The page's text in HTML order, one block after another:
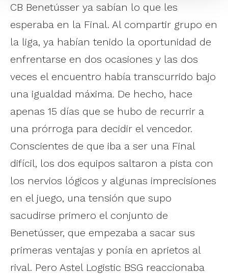
CB Benetússer ya sabían lo que les
esperaba en la Final. Al compartir grupo en
la liga, ya habían tenido la oportunidad de
enfrentarse en dos ocasiones y las dos
veces el encuentro había transcurrido bajo
una igualdad máxima. De hecho, hace
apenas 15 días que se hubo de recurrir a
una prórroga para decidir el vencedor.
Conscientes de que iba a ser una Final
difícil, los dos equipos saltaron a pista con
los nervios lógicos y algunas imprecisiones
en el juego, una tensión que supo
sacudirse primero el conjunto de
Benetússer, que empezaba a sacar sus
primeras ventajas y ponía en aprietos al
rival. Pero Astel Logistic BSG reaccionaba